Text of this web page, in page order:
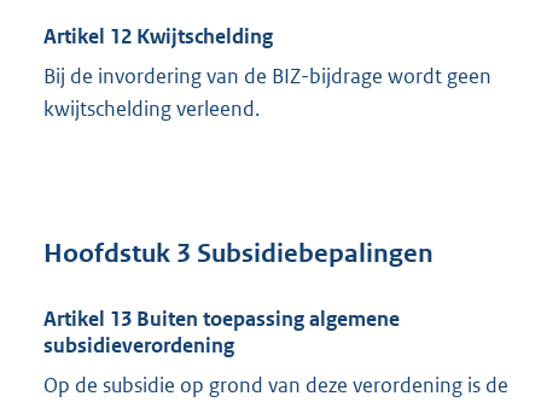
Artikel 12 Kwijtschelding
Bij de invordering van de BIZ-bijdrage wordt geen
kwijtschelding verleend.
Hoofdstuk 3 Subsidiebepalingen
Artikel 13 Buiten toepassing algemene
subsidieverordening
Op de subsidie op grond van deze verordening is de